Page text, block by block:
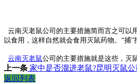
云南灭老鼠公司的主要措施简而言之可以
以食用，这样自然就会食用灭鼠药物。“捕
云南灭老鼠公司的主要措施就是这些，灭
上一条 家中是否溜进老鼠?昆明灭鼠
返回列表